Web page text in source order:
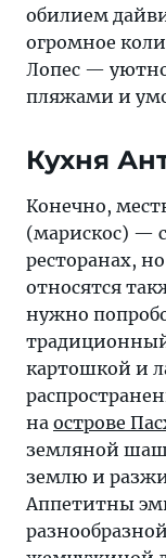
обилием
огромное
Лопес —
пляжами и
Кухня
Конечно,
(марискос) —
ресторанах,
относятся
нужно
картошкой и
на острове
земляной
землю и
Аппетитны